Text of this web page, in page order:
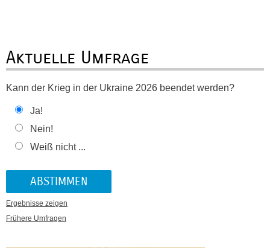
Aktuelle Umfrage
Kann der Krieg in der Ukraine 2026 beendet werden?
Ja!
Nein!
Weiß nicht ...
Ergebnisse zeigen
Frühere Umfragen